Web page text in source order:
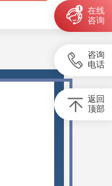
在线
咨询
1
咨询
电话
返回
顶部